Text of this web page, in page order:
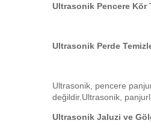
Ultrasonik Pencere Kör
Ultrasonik Perde
Ultrasonik, pencere
değildir.Ultrasonik,
Ultrasonik Jaluzi ve